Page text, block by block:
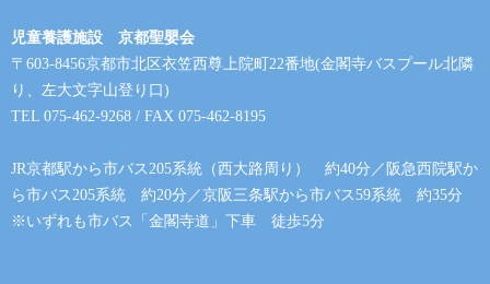
児童養護施設 京都聖嬰会
〒603-8456京都市北区衣笠西尊上院町22番地(金閣寺バスプール北隣
り、左大文字山登り口)
TEL 075-462-9268 / FAX 075-462-8195
JR京都駅から市バス205系統（西大路周り） 約40分／阪急西院駅か
ら市バス205系統 約20分／京阪三条駅から市バス59系統 約35分
※いずれも市バス「金閣寺道」下車 徒歩5分